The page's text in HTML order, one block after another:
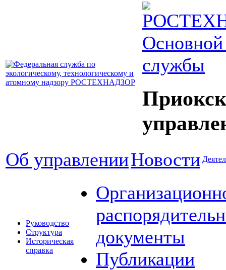
Основной
службы
Об управленииНовости
Руководство
Структура
Историческая
справка
документы
Публикации